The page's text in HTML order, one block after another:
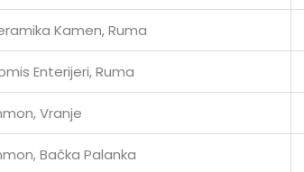
Kamen, Ruma
Enterijeri, Ruma
Vranje
Bačka Palanka